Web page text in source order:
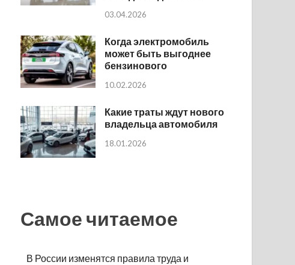
03.04.2026
Когда электромобиль
может быть выгоднее
бензинового
10.02.2026
Какие траты ждут нового
владельца автомобиля
18.01.2026
Самое читаемое
В России изменятся правила труда и